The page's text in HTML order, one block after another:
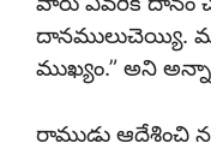
దానములుచెయ్యి.
ముఖ్యం.” అని
రాముడు ఆదేశించి